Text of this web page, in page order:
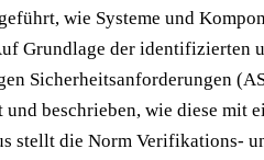
wie Systeme und
Grundlage der identifizierten
Sicherheitsanforderungen
beschrieben, wie diese mit
stellt die Norm Verifikations-